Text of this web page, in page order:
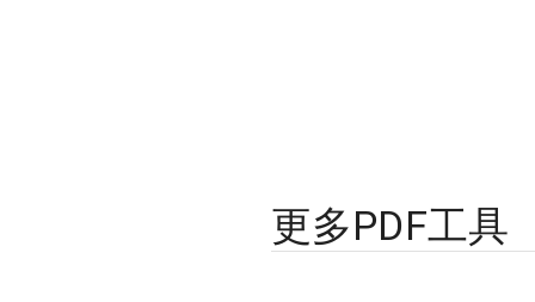
更多PDF工具